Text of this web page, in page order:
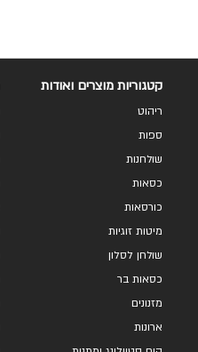
קטגוריות מוצרים ואודות
ריהוט
ספות
שולחנות
כסאות
כורסאות
מיטות זוגיות
שולחן לסלון
כסאות בר
מזנונים
ארונות